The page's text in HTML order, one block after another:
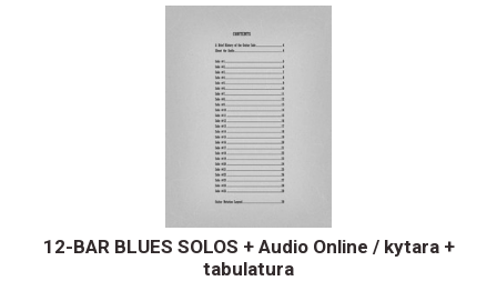
12-BAR BLUES SOLOS + Audio Online / kytara +
tabulatura